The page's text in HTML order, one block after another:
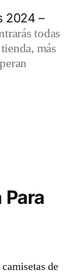
2024 –
todas
más
de